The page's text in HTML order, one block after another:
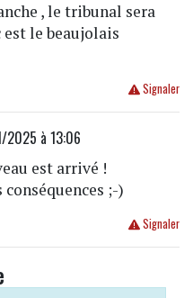
, le tribunal sera
le beaujolais
Signaler
2025 à 13:06
est arrivé !
;-)
Signaler